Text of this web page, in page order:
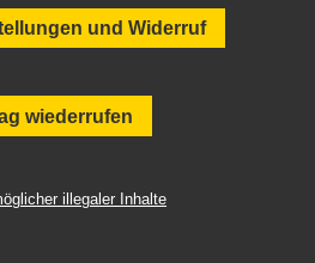
und Widerruf
wiederrufen
illegaler Inhalte